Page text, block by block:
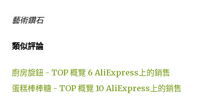
藝術鑽石
類似評論
廚房旋鈕 - TOP 概覽 6 AliExpress上的銷售
蛋糕棒棒糖 - TOP 概覽 10 AliExpress上的銷售